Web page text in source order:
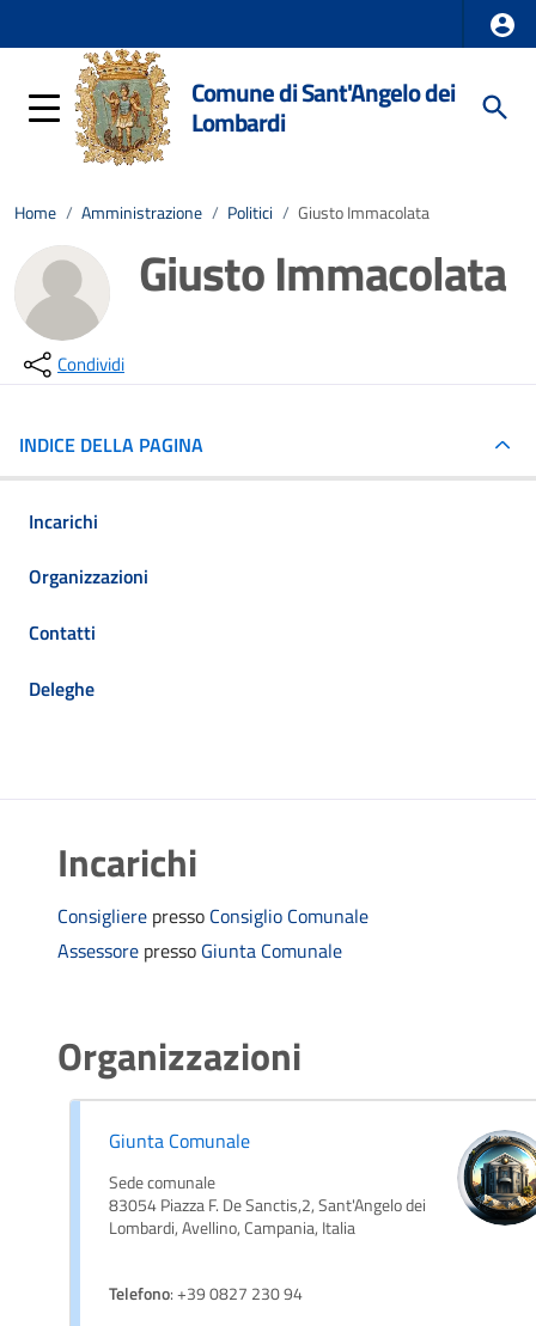
Comune di Sant'Angelo dei
Lombardi
Home / Amministrazione / Politici / Giusto Immacolata
Giusto Immacolata
Condividi
INDICE DELLA PAGINA
Incarichi
Organizzazioni
Contatti
Deleghe
Incarichi
Consigliere presso Consiglio Comunale
Assessore presso Giunta Comunale
Organizzazioni
Giunta Comunale
Sede comunale
83054 Piazza F. De Sanctis,2, Sant'Angelo dei
Lombardi, Avellino, Campania, Italia
Telefono: +39 0827 230 94